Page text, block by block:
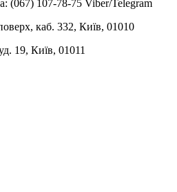
(067) 107-78-75 Viber/Telegram
каб. 332, Київ, 01010
19, Київ, 01011